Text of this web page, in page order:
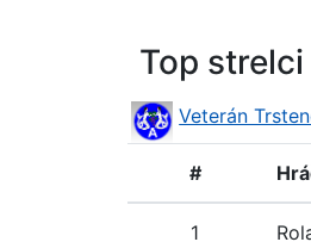
Top strelci
Veterán
#
1